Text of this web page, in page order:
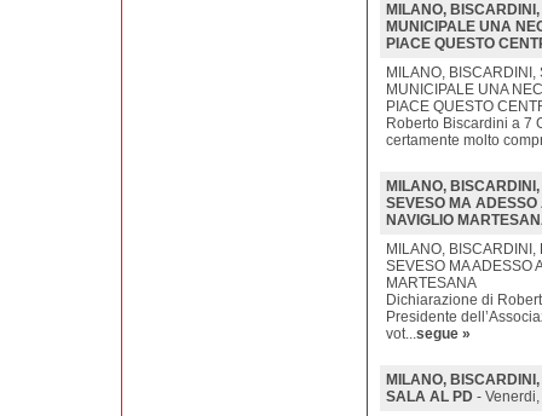
MILANO,
MUNICIPALE UNA
PIACE QUESTO
MILANO, BISCARDINI,
MUNICIPALE UNA
PIACE QUESTO
Roberto Biscardini a 7
certamente molto
MILANO,
SEVESO MA
NAVIGLIO
MILANO,
SEVESO MA ADESSO
MARTESANA
Dichiarazione di
Presidente
vot...segue »
MILANO,
SALA AL PD -